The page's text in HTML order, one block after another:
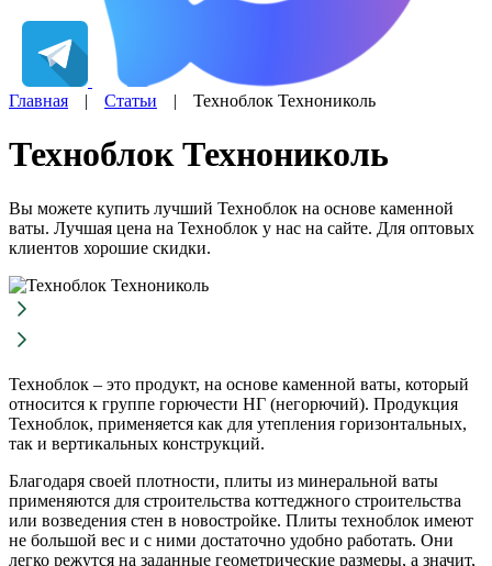
Главная | Статьи | Техноблок Технониколь
Техноблок Технониколь
Вы можете купить лучший Техноблок на основе каменной
ваты. Лучшая цена на Техноблок у нас на сайте. Для оптовых
клиентов хорошие скидки.
Техноблок – это продукт, на основе каменной ваты, который
относится к группе горючести НГ (негорючий). Продукция
Техноблок, применяется как для утепления горизонтальных,
так и вертикальных конструкций.
Благодаря своей плотности, плиты из минеральной ваты
применяются для строительства коттеджного строительства
или возведения стен в новостройке. Плиты техноблок имеют
не большой вес и с ними достаточно удобно работать. Они
легко режутся на заданные геометрические размеры, а значит,